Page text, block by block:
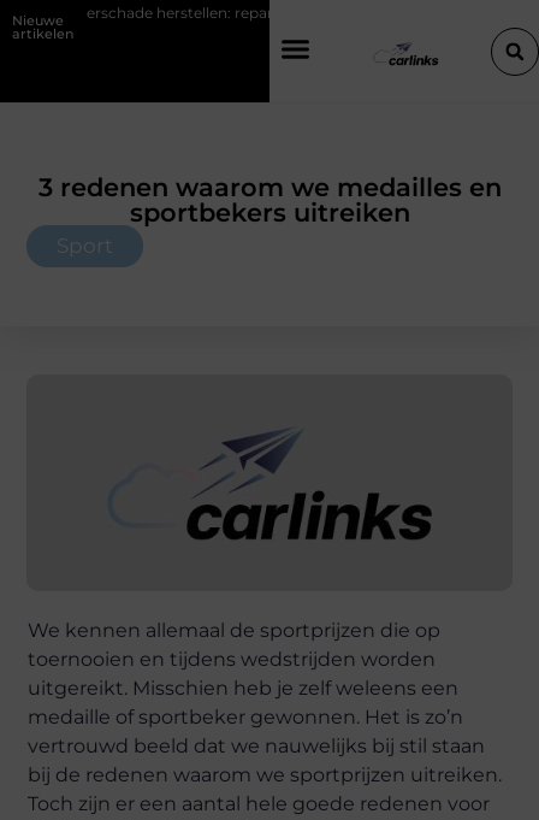
Nieuwe
artikelen
herstellen: repareren of de bumper vervangen?
3 redenen waarom we medailles en
sportbekers uitreiken
Sport
We kennen allemaal de sportprijzen die op
toernooien en tijdens wedstrijden worden
uitgereikt. Misschien heb je zelf weleens een
medaille of sportbeker gewonnen. Het is zo’n
vertrouwd beeld dat we nauwelijks bij stil staan
bij de redenen waarom we sportprijzen uitreiken.
Toch zijn er een aantal hele goede redenen voor